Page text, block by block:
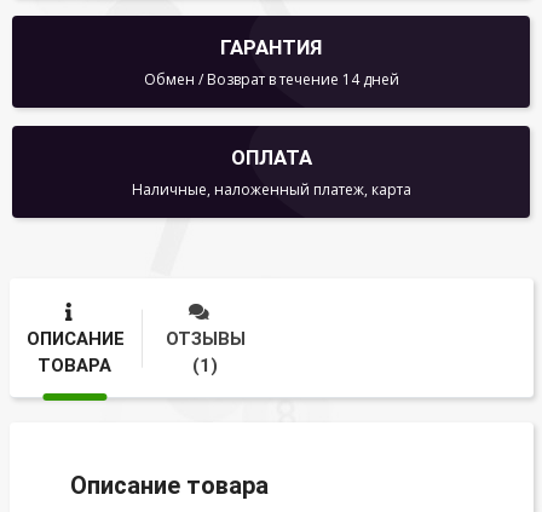
ГАРАНТИЯ
Обмен / Возврат в течение 14 дней
ОПЛАТА
Наличные, наложенный платеж, карта
ОПИСАНИЕ
ТОВАРА
ОТЗЫВЫ
(1)
Описание товара